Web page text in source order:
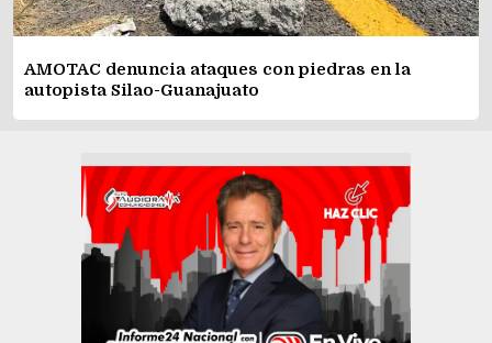
AMOTAC denuncia ataques con piedras en la
autopista Silao-Guanajuato